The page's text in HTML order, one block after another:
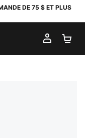
DE 75 $ ET PLUS
MON